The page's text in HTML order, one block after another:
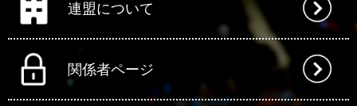
連盟について
関係者ページ